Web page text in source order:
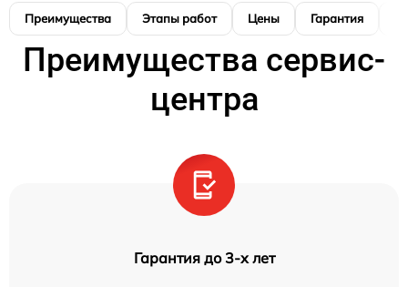
Преимущества Этапы работ Цены Гарантия
Преимущества сервис-
центра
Гарантия до 3-х лет